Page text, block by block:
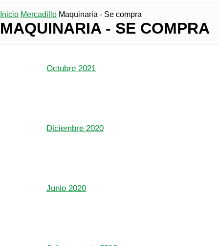
Inicio Mercadillo Maquinaria - Se compra
MAQUINARIA - SE COMPRA
Octubre 2021
Diciembre 2020
Junio 2020